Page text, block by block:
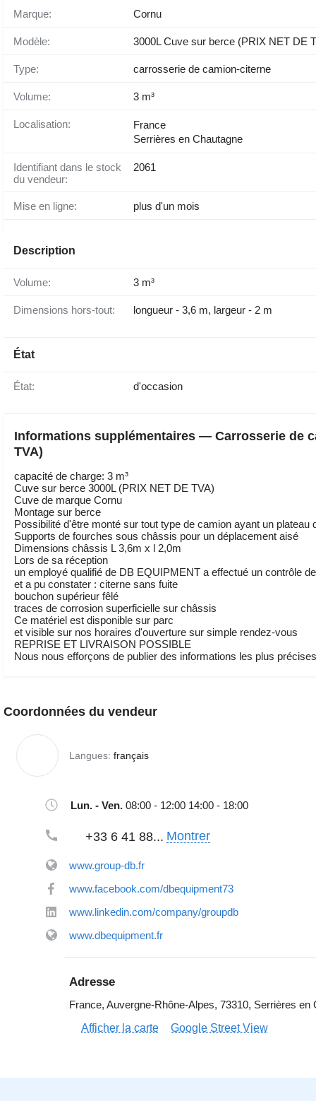
Marque: Cornu
Modèle: 3000L Cuve sur berce (PRIX NET DE
Type: carrosserie de camion-citerne
Volume: 3 m³
Localisation:
France
Serrières en Chautagne
Identifiant dans le stock
du vendeur:
2061
Mise en ligne: plus d'un mois
Description
Volume: 3 m³
Dimensions hors-tout: longueur - 3,6 m, largeur - 2 m
État
État: d'occasion
Informations supplémentaires — Carrosserie de
TVA)
capacité de charge: 3 m³
Cuve sur berce 3000L (PRIX NET DE TVA)
Cuve de marque Cornu
Montage sur berce
Possibilité d'être monté sur tout type de camion ayant un plateau
Supports de fourches sous châssis pour un déplacement aisé
Dimensions châssis L 3,6m x l 2,0m
Lors de sa réception
un employé qualifié de DB EQUIPMENT a effectué un contrôle
et a pu constater : citerne sans fuite
bouchon supérieur fêlé
traces de corrosion superficielle sur châssis
Ce matériel est disponible sur parc
et visible sur nos horaires d'ouverture sur simple rendez-vous
REPRISE ET LIVRAISON POSSIBLE
Nous nous efforçons de publier des informations les plus
Coordonnées du vendeur
Langues: français
Lun. - Ven. 08:00 - 12:00 14:00 - 18:00
+33 6 41 88... Montrer
www.group-db.fr
www.facebook.com/dbequipment73
www.linkedin.com/company/groupdb
www.dbequipment.fr
Adresse
France, Auvergne-Rhône-Alpes, 73310, Serrières
Afficher la carte
Google Street View